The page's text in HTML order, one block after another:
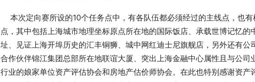
本次定向赛所设的10个任务点中，有各队伍都必须经过的主线点，也
点，其中包括上海城市地理坐标原点所在地的国际饭店、承载世博记忆
址、见证上海开埠历史的汇丰铜狮、城中网红迪士尼旗舰店，另外还有
合作伙伴锦江集团总部所在地联谊大厦、突出上海金融中心属性且与公
行业的娘家单位资产评估协会和房地产估价师协会。在此也特别感谢资